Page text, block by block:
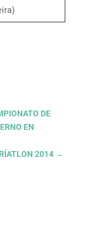
DE
EN
2014 →